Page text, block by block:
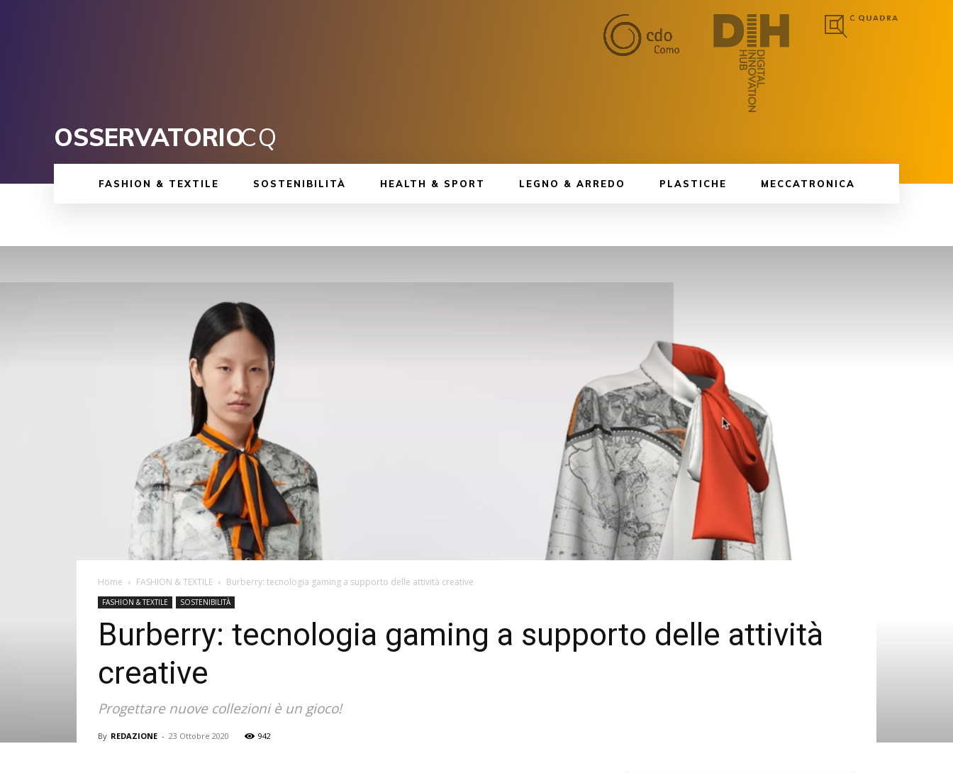
OSSERVATORIOCQ
FASHION & TEXTILE SOSTENIBILITÀ HEALTH & SPORT LEGNO & ARREDO PLASTICHE MECCATRONICA
Home FASHION & TEXTILE Burberry: tecnologia gaming a supporto delle attività creative
FASHION & TEXTILE SOSTENIBILITÀ
Burberry: tecnologia gaming a supporto delle attività
creative
Progettare nuove collezioni è un gioco!
By REDAZIONE - 23 Ottobre 2020 942